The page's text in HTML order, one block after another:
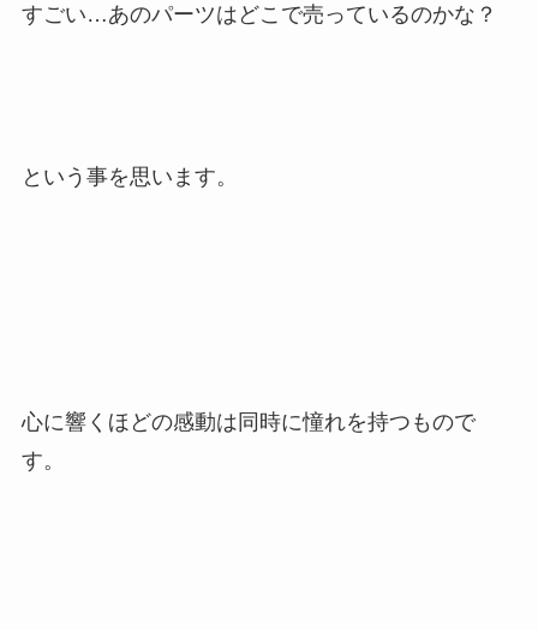
すごい…あのパーツはどこで売っているのかな？
という事を思います。
心に響くほどの感動は同時に憧れを持つもので
す。